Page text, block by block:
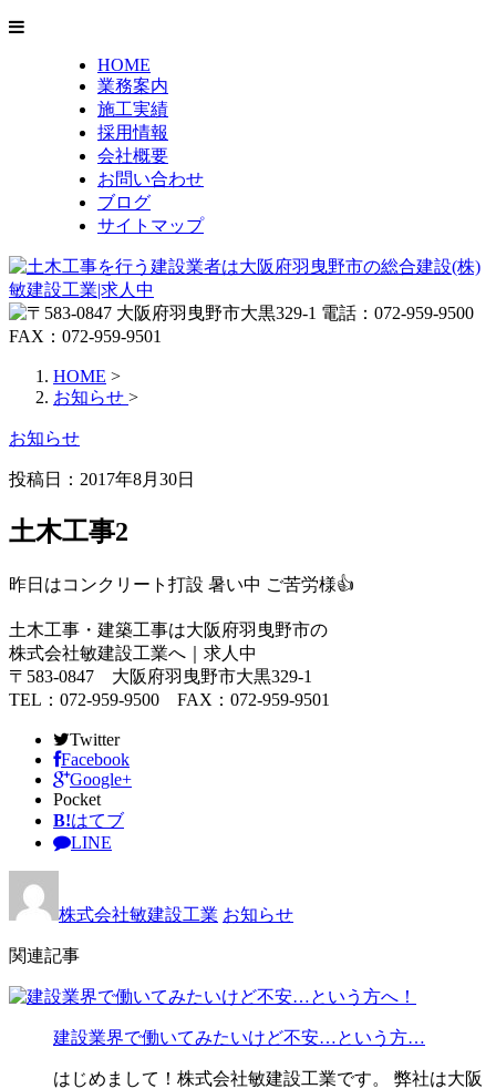
HOME
業務案内
施工実績
採用情報
会社概要
お問い合わせ
ブログ
サイトマップ
HOME >
お知らせ >
お知らせ
投稿日：2017年8月30日
土木工事2
昨日はコンクリート打設 暑い中 ご苦労様👍
土木工事・建築工事は大阪府羽曳野市の
株式会社敏建設工業へ｜求人中
〒583-0847 大阪府羽曳野市大黒329-1
TEL：072-959-9500 FAX：072-959-9501
Twitter
Facebook
Google+
Pocket
B!はてブ
LINE
株式会社敏建設工業 お知らせ
関連記事
建設業界で働いてみたいけど不安…という方…
はじめまして！株式会社敏建設工業です。 弊社は大阪